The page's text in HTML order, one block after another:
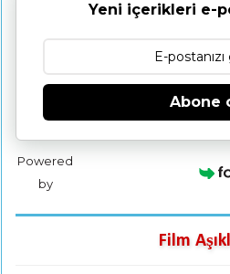
Yeni içerikleri e-
Abone
Powered
by
Film